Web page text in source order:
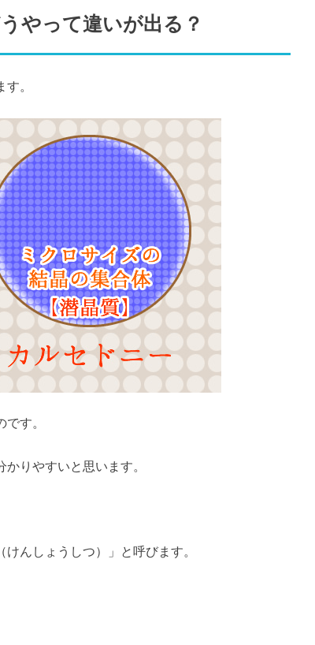
やって違いが出る？
。
す。
りやすいと思います。
んしょうしつ）」と呼びます。